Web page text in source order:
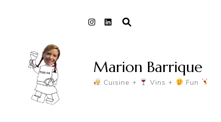
Marion Barrique
Cuisine + Vins + Fun